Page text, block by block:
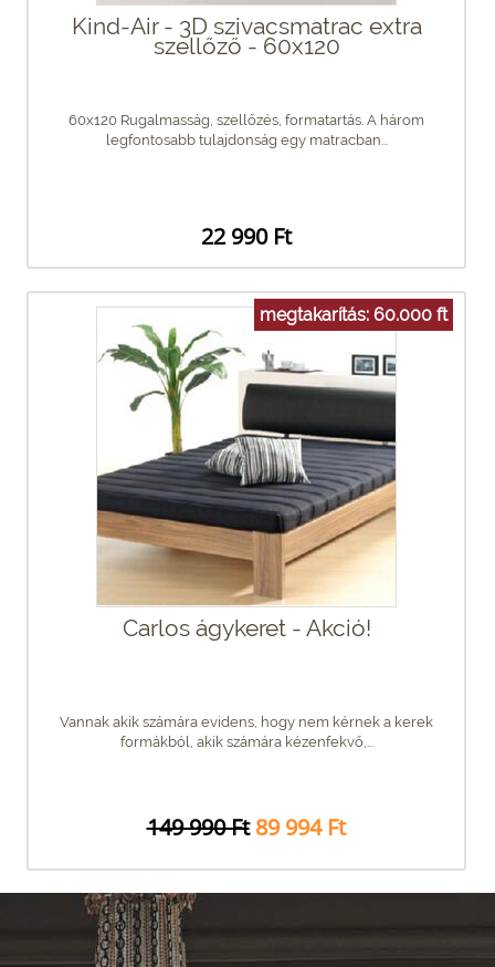
Kind-Air - 3D szivacsmatrac extra
szellőző - 60x120
60x120 Rugalmasság, szellőzés, formatartás. A három
legfontosabb tulajdonság egy matracban...
22 990 Ft
megtakarítás: 60.000 ft
Carlos ágykeret - Akció!
Vannak akik számára evidens, hogy nem kérnek a kerek
formákból, akik számára kézenfekvő,...
149 990 Ft 89 994 Ft